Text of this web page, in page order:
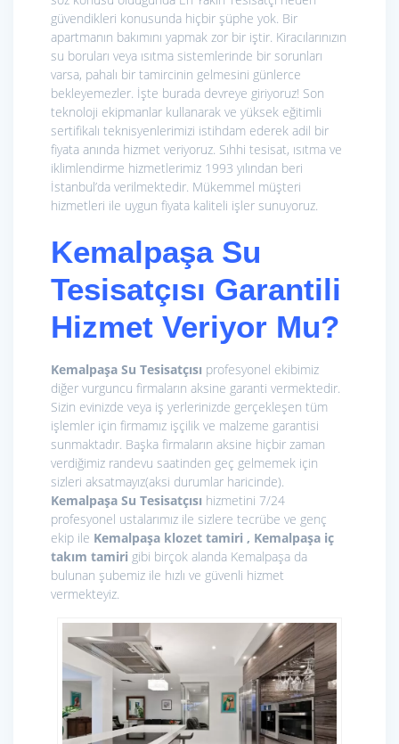
güvendikleri konusunda hiçbir şüphe yok. Bir
apartmanın bakımını yapmak zor bir iştir. Kiracılarınızın
su boruları veya ısıtma sistemlerinde bir sorunları
varsa, pahalı bir tamircinin gelmesini günlerce
bekleyemezler. İşte burada devreye giriyoruz! Son
teknoloji ekipmanlar kullanarak ve yüksek eğitimli
sertifikalı teknisyenlerimizi istihdam ederek adil bir
fiyata anında hizmet veriyoruz. Sıhhi tesisat, ısıtma ve
iklimlendirme hizmetlerimiz 1993 yılından beri
İstanbul’da verilmektedir. Mükemmel müşteri
hizmetleri ile uygun fiyata kaliteli işler sunuyoruz.
Kemalpaşa Su
Tesisatçısı Garantili
Hizmet Veriyor Mu?
Kemalpaşa Su Tesisatçısı profesyonel ekibimiz
diğer vurguncu firmaların aksine garanti vermektedir.
Sizin evinizde veya iş yerlerinizde gerçekleşen tüm
işlemler için firmamız işçilik ve malzeme garantisi
sunmaktadır. Başka firmaların aksine hiçbir zaman
verdiğimiz randevu saatinden geç gelmemek için
sizleri aksatmayız(aksi durumlar haricinde).
Kemalpaşa Su Tesisatçısı hizmetini 7/24
profesyonel ustalarımız ile sizlere tecrübe ve genç
ekip ile Kemalpaşa klozet tamiri , Kemalpaşa iç
takım tamiri gibi birçok alanda Kemalpaşa da
bulunan şubemiz ile hızlı ve güvenli hizmet
vermekteyiz.